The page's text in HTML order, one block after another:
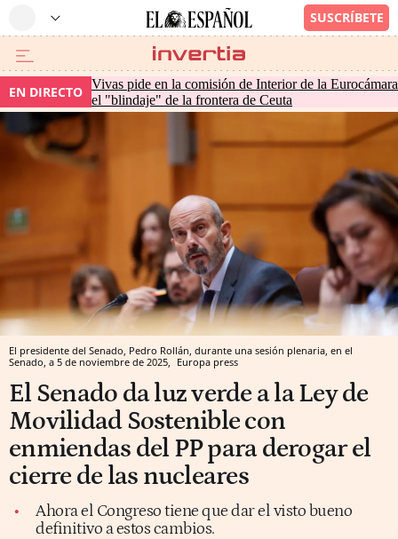
EN DIRECTO Vivas pide en la comisión de Interior de la Eurocámara
el "blindaje" de la frontera de Ceuta
El presidente del Senado, Pedro Rollán, durante una sesión plenaria, en el
Senado, a 5 de noviembre de 2025,
Europa press
El Senado da luz verde a la Ley de
Movilidad Sostenible con
enmiendas del PP para derogar el
cierre de las nucleares
Ahora el Congreso tiene que dar el visto bueno
definitivo a estos cambios.